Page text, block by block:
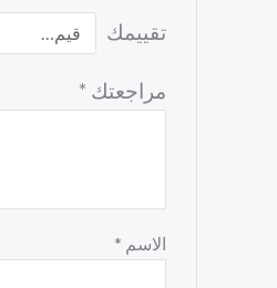
تقييمك
مراجعتك *
الاسم *